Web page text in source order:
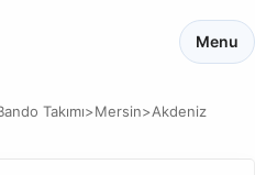
Menu
Takımı>Mersin>Akdeniz